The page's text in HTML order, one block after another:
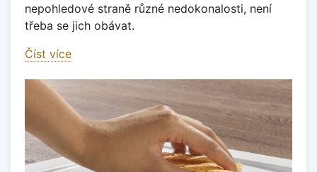
nepohledové straně různé nedokonalosti, není
třeba se jich obávat.
Číst více